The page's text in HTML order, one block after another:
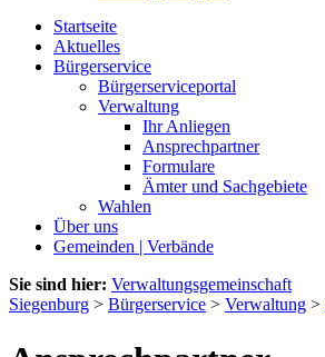
Startseite
Aktuelles
Bürgerservice
Bürgerserviceportal
Verwaltung
Ihr Anliegen
Ansprechpartner
Formulare
Ämter und Sachgebiete
Wahlen
Über uns
Gemeinden | Verbände
Sie sind hier: Verwaltungsgemeinschaft
Siegenburg > Bürgerservice > Verwaltung >